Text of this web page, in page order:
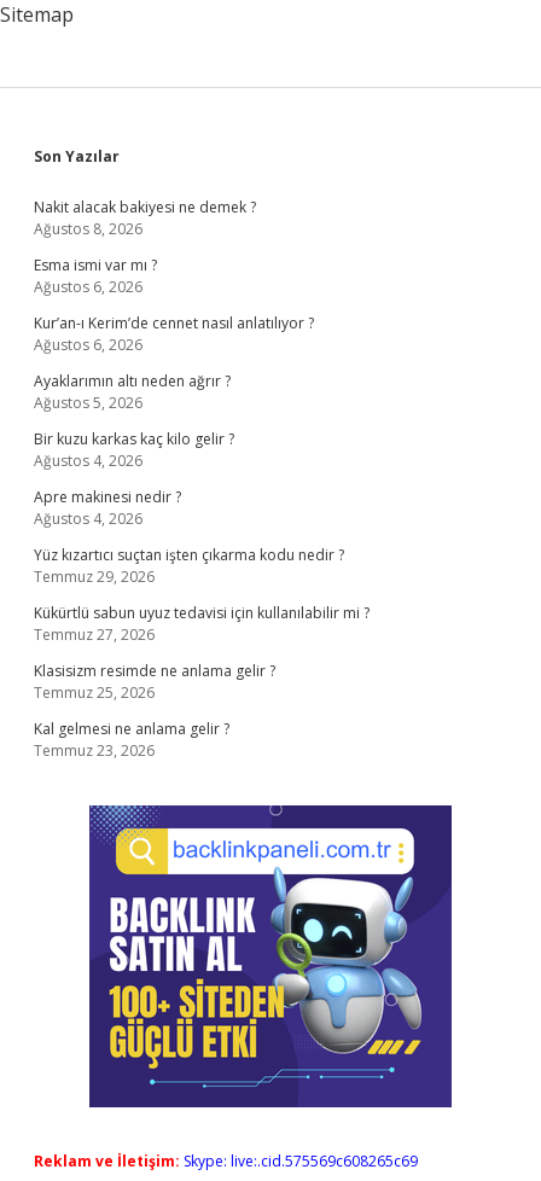
Sitemap
Sidebar
Son Yazılar
Nakit alacak bakiyesi ne demek ?
Ağustos 8, 2026
Esma ismi var mı ?
Ağustos 6, 2026
Kur’an-ı Kerim’de cennet nasıl anlatılıyor ?
Ağustos 6, 2026
Ayaklarımın altı neden ağrır ?
Ağustos 5, 2026
Bir kuzu karkas kaç kilo gelir ?
Ağustos 4, 2026
Apre makinesi nedir ?
Ağustos 4, 2026
Yüz kızartıcı suçtan işten çıkarma kodu nedir ?
Temmuz 29, 2026
Kükürtlü sabun uyuz tedavisi için kullanılabilir mi ?
Temmuz 27, 2026
Klasisizm resimde ne anlama gelir ?
Temmuz 25, 2026
Kal gelmesi ne anlama gelir ?
Temmuz 23, 2026
Reklam ve İletişim: Skype: live:.cid.575569c608265c69